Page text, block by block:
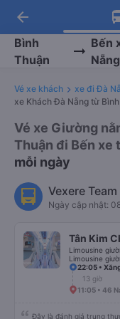
Tải
Nhận
quyền
Tải
-30k/
app
arrow_back
Bình
Thuận
Bến
Nẵng
Vé xe khách xe đi Đà
xe Khách Đà Nẵng từ
Vé xe Giường
Thuận đi Bến xe
mỗi ngày
Vexere Team
Ngày cập nhật:
Tân Kim
22:05 •
13 giờ
11:05 • 46
Đây là đánh giá trung